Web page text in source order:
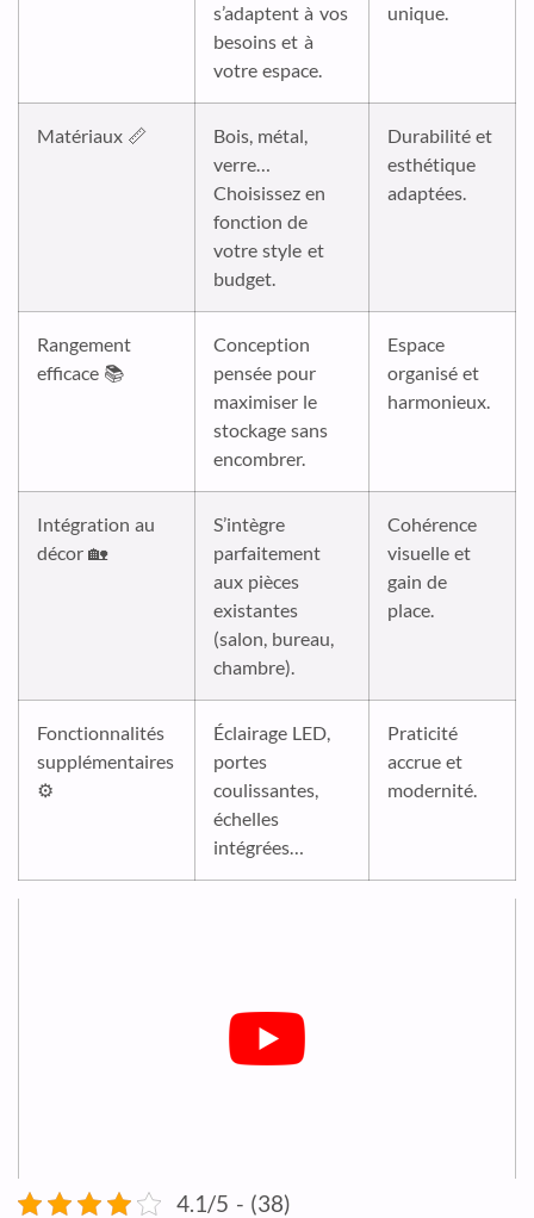
s’adaptent à vos
besoins et à
votre espace.
unique.
Matériaux 📏
Bois, métal,
verre…
Choisissez en
fonction de
votre style et
budget.
Durabilité et
esthétique
adaptées.
Rangement
efficace 📚
Conception
pensée pour
maximiser le
stockage sans
encombrer.
Espace
organisé et
harmonieux.
Intégration au
décor 🏡
S’intègre
parfaitement
aux pièces
existantes
(salon, bureau,
chambre).
Cohérence
visuelle et
gain de
place.
Fonctionnalités
supplémentaires
⚙️
Éclairage LED,
portes
coulissantes,
échelles
intégrées…
Praticité
accrue et
modernité.
4.1/5 - (38)